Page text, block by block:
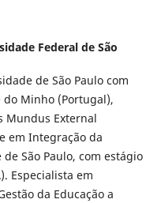
Federal de São
de São Paulo com
Minho (Portugal),
Mundus External
em Integração da
São Paulo, com estágio
Especialista em
da Educação a